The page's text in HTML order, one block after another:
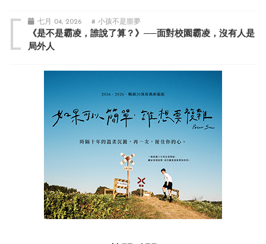
七月 04, 2026 # 小孩不是噩夢
《是不是霸凌，誰說了算？》──面對校園霸凌，沒有人是
局外人